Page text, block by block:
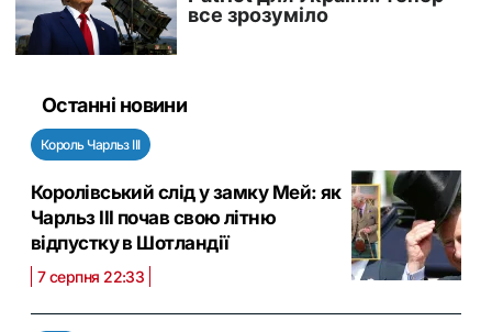
Останні новини
Король Чарльз III
Королівський слід у замку Мей: як
Чарльз III почав свою літню
відпустку в Шотландії
7 серпня 22:33